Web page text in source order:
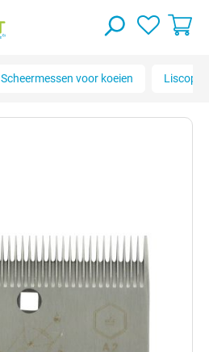
Scheermessen voor koeien Liscop